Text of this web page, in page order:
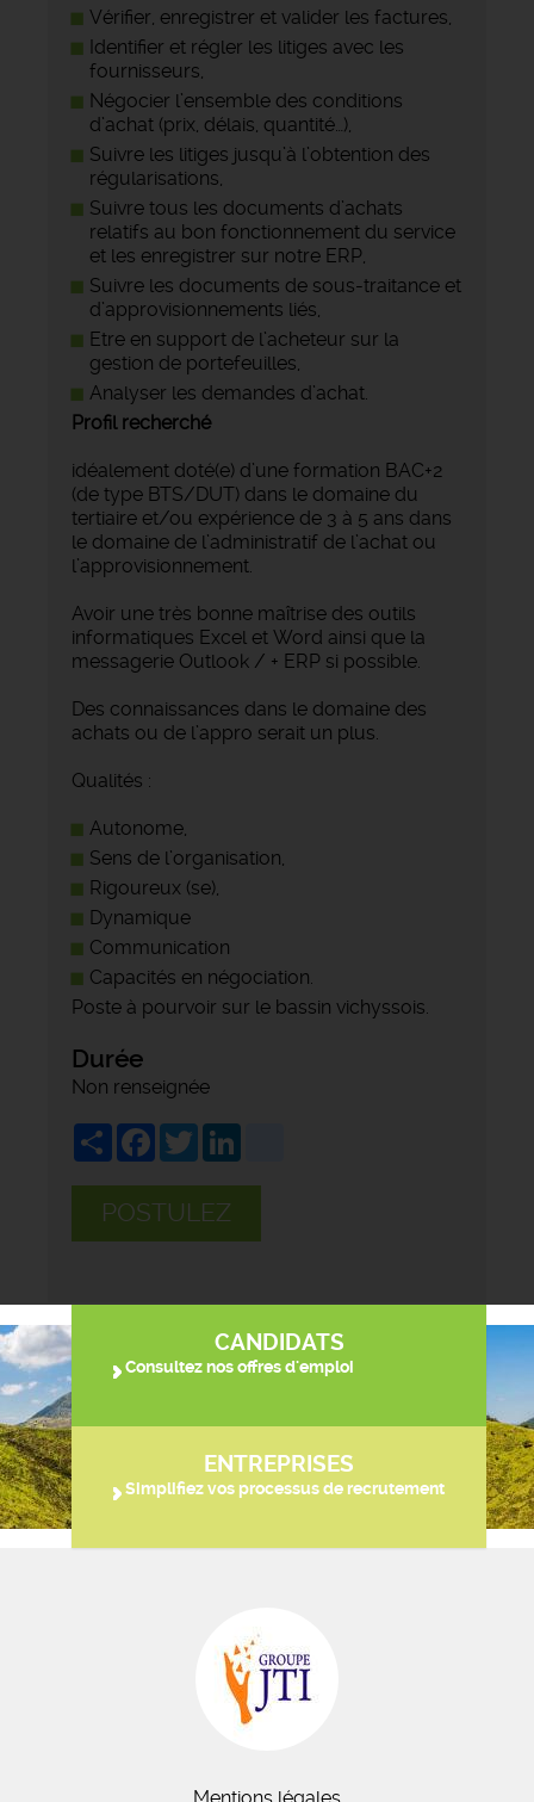
Vérifier, enregistrer et valider les factures,
Identifier et régler les litiges avec les
fournisseurs,
Négocier l’ensemble des conditions
d’achat (prix, délais, quantité…),
Suivre les litiges jusqu’à l’obtention des
régularisations,
Suivre tous les documents d’achats
relatifs au bon fonctionnement du service
et les enregistrer sur notre ERP,
Suivre les documents de sous-traitance et
d’approvisionnements liés,
Etre en support de l’acheteur sur la
gestion de portefeuilles,
Analyser les demandes d’achat.
Profil recherché
idéalement doté(e) d’une formation BAC+2
(de type BTS/DUT) dans le domaine du
tertiaire et/ou expérience de 3 à 5 ans dans
le domaine de l’administratif de l’achat ou
l’approvisionnement.
Avoir une très bonne maîtrise des outils
informatiques Excel et Word ainsi que la
messagerie Outlook / + ERP si possible.
Des connaissances dans le domaine des
achats ou de l’appro serait un plus.
Qualités :
Autonome,
Sens de l’organisation,
Rigoureux (se),
Dynamique
Communication
Capacités en négociation.
Poste à pourvoir sur le bassin vichyssois.
Durée
Non renseignée
ShareFacebook
Twitter
POSTULEZ
CANDIDATS
Consultez nos offres d'emploi
ENTREPRISES
Simplifiez vos processus de recrutement